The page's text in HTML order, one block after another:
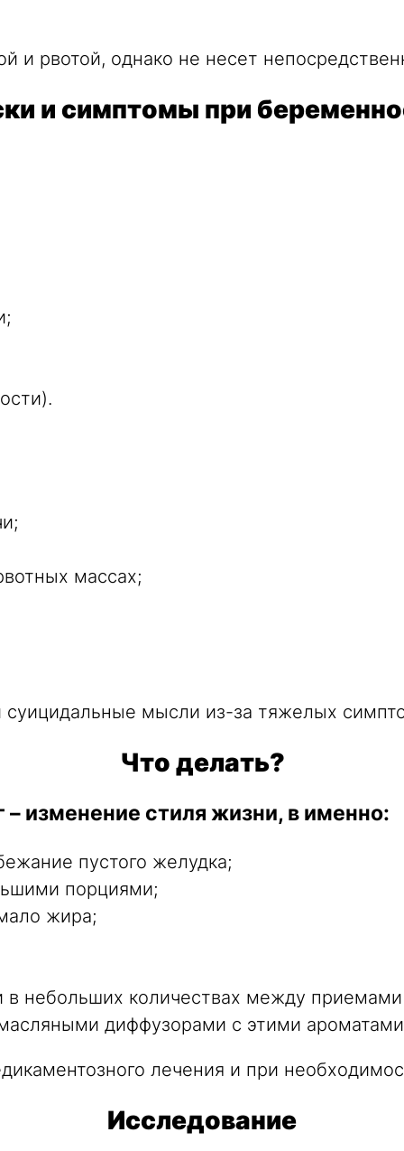
рвотой, однако не несет
и симптомы при
массах;
мысли из-за тяжелых
Что делать?
– изменение стиля жизни, в именно:
пустого желудка;
порциями;
жира;
в небольших количествах между
диффузорами с этими
лечения и при
Исследование